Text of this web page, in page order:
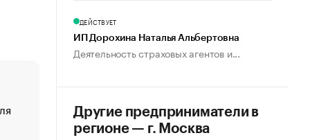
«От спорта тело стареет иначе». Как живет глава
создавшей GTA
ДЕЙСТВУЕТ
ИП Дорохина Наталья Альбертовна
Деятельность страховых агентов и...
Другие предприниматели в
регионе — г. Москва